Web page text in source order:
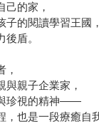
己的家，
子的閱讀學習王國，
盾。
，
與親子企業家，
珍視的精神——
也是一段療癒自